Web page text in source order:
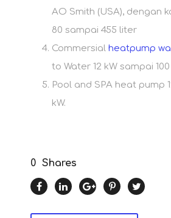
AO Smith (USA), dengan
80 sampai 455 liter
Commersial heatpump
to Water 12 kW sampai
Pool and SPA heat pump
kW.
0 Shares